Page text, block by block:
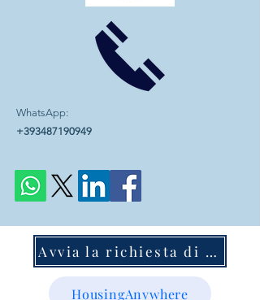
WhatsApp:
+393487190949
Avvia la richiesta di mentoring
HousingAnywhere